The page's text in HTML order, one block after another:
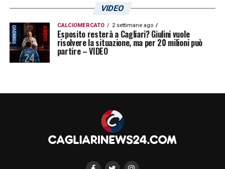
VIDEO
CALCIOMERCATO 2 settimane ago
Esposito resterà a Cagliari? Giulini vuole
risolvere la situazione, ma per 20 milioni può
partire – VIDEO